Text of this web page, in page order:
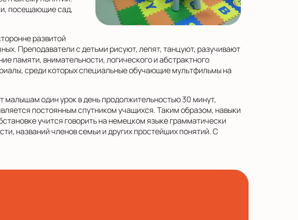
посещающие сад,
развитой
Преподаватели с детьми рисуют, лепят, танцуют, разучивают
памяти, внимательности, логического и абстрактного
среди которых специальные обучающие мультфильмы на
малышам один урок в день продолжительностью 30 минут,
постоянным спутником учащихся. Таким образом, навыки
учится говорить на немецком языке грамматически
названий членов семьи и других простейших понятий. С